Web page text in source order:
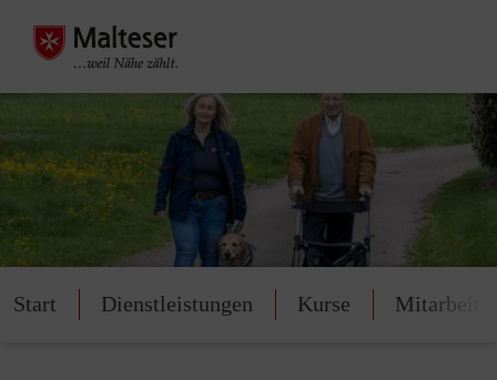
Start Dienstleistungen Kurse